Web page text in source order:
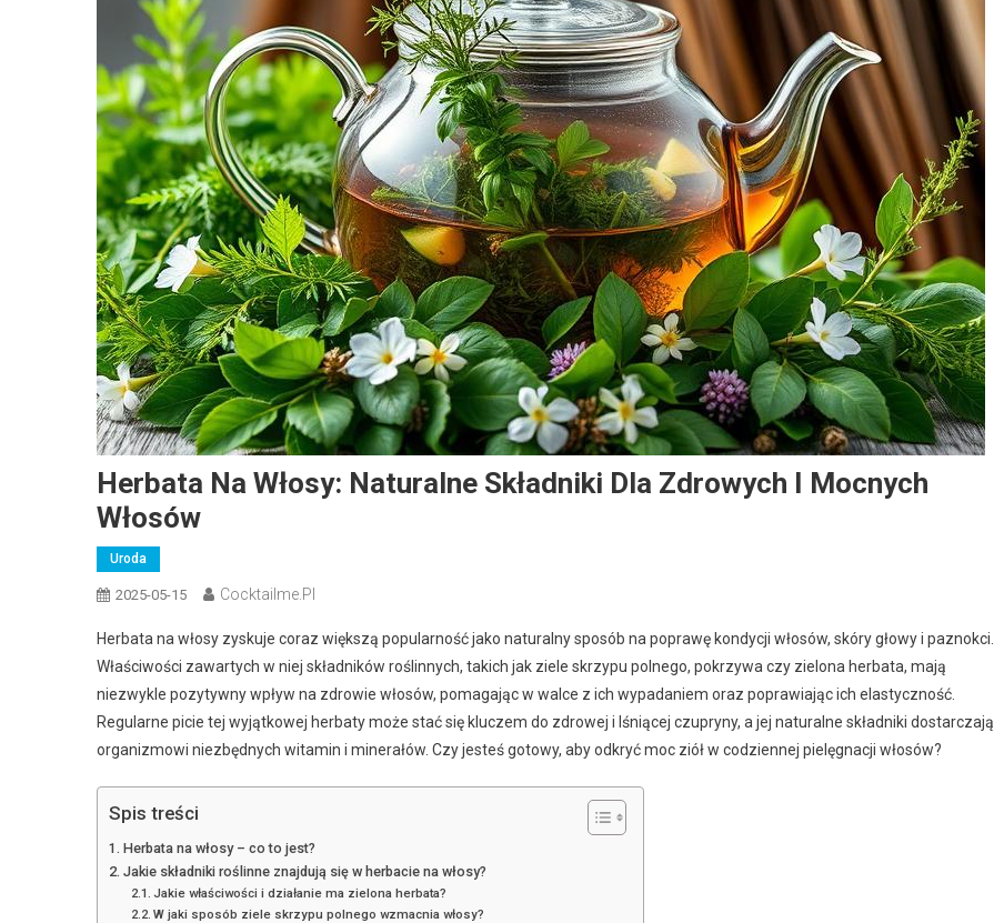
Herbata Na Włosy: Naturalne Składniki Dla Zdrowych I Mocnych
Włosów
Uroda
2025-05-15 Cocktailme.pl
Herbata na włosy zyskuje coraz większą popularność jako naturalny sposób na poprawę kondycji włosów, skóry głowy i paznokci.
Właściwości zawartych w niej składników roślinnych, takich jak ziele skrzypu polnego, pokrzywa czy zielona herbata, mają
niezwykle pozytywny wpływ na zdrowie włosów, pomagając w walce z ich wypadaniem oraz poprawiając ich elastyczność.
Regularne picie tej wyjątkowej herbaty może stać się kluczem do zdrowej i lśniącej czupryny, a jej naturalne składniki dostarczają
organizmowi niezbędnych witamin i minerałów. Czy jesteś gotowy, aby odkryć moc ziół w codziennej pielęgnacji włosów?
Spis treści
Herbata na włosy – co to jest?
Jakie składniki roślinne znajdują się w herbacie na włosy?
Jakie właściwości i działanie ma zielona herbata?
W jaki sposób ziele skrzypu polnego wzmacnia włosy?